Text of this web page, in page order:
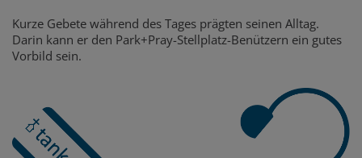
Kurze Gebete während des Tages prägten seinen Alltag.
Darin kann er den Park+Pray-Stellplatz-Benützern ein gutes
Vorbild sein.